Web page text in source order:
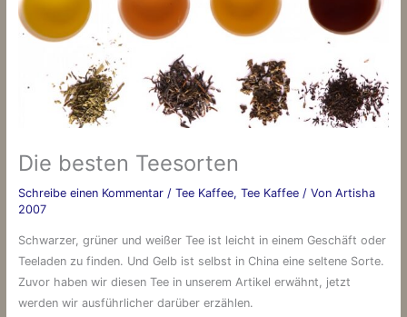
Die besten Teesorten
Schreibe einen Kommentar / Tee Kaffee, Tee Kaffee/ Von Artisha
2007
Schwarzer, grüner und weißer Tee ist leicht in einem Geschäft oder
Teeladen zu finden. Und Gelb ist selbst in China eine seltene Sorte.
Zuvor haben wir diesen Tee in unserem Artikel erwähnt, jetzt
werden wir ausführlicher darüber erzählen.